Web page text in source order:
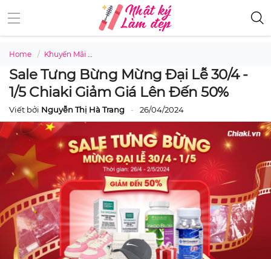
Home Khuyến Mãi
Sale Tưng Bừng Mừng Đại Lễ 30/4 -
1/5 Chiaki Giảm Giá Lên Đến 50%
Viết bởi Nguyễn Thị Hà Trang 26/04/2024